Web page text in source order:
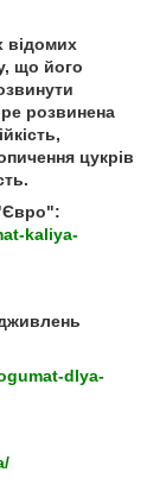
відомих
що його
розвинена
цукрів
"Євро":
kaliya-
dlya-